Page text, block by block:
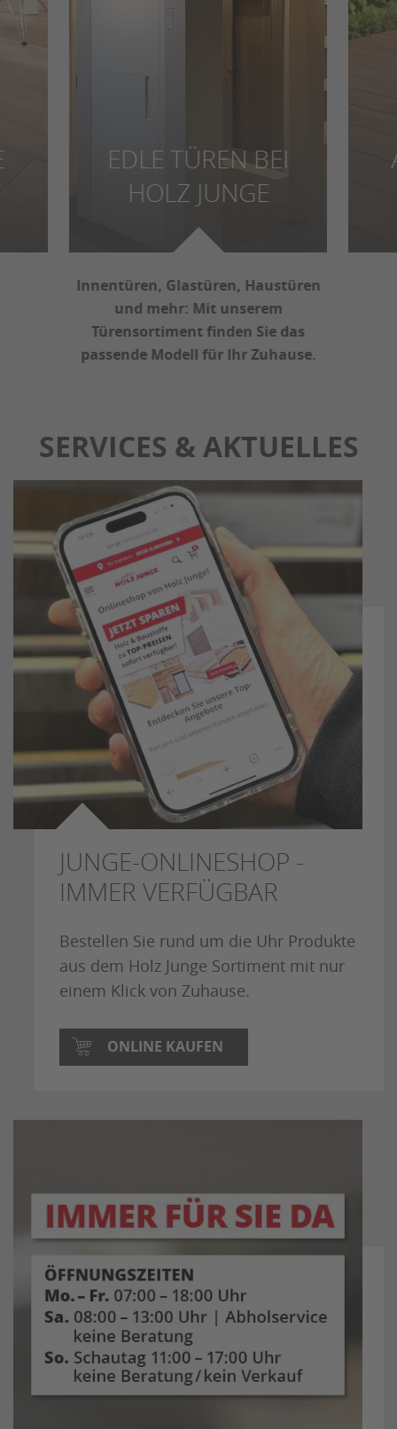
EDLE TÜREN BEI
HOLZ JUNGE
Innentüren, Glastüren, Haustüren
und mehr: Mit unserem
Türensortiment finden Sie das
passende Modell für Ihr Zuhause.
SERVICES & AKTUELLES
JUNGE-ONLINESHOP -
IMMER VERFÜGBAR
Bestellen Sie rund um die Uhr Produkte
aus dem Holz Junge Sortiment mit nur
einem Klick von Zuhause.
ONLINE KAUFEN